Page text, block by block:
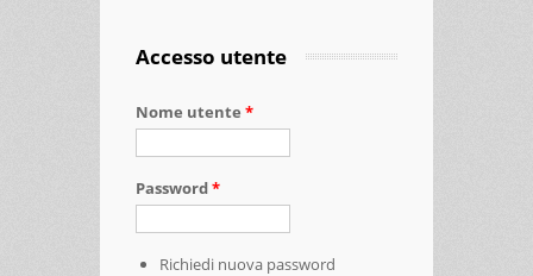
Accesso utente
Nome utente *
Password*
Richiedi nuova password